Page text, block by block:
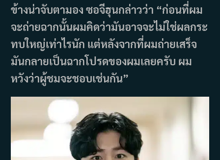
ข้างน่าจับตามอง ซอจีฮุนกล่าวว่า “ก่อนที่ผม
จะถ่ายฉากนั้นผมคิดว่ามันอาจจะไม่ใช่ผลกระ
ทบใหญ่เท่าไรนัก แต่หลังจากที่ผมถ่ายเสร็จ
มันกลายเป็นฉากโปรดของผมเลยครับ ผม
หวังว่าผู้ชมจะชอบเช่นกัน”